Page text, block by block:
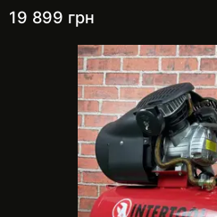
19 899 грн